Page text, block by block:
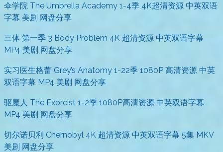
伞学院 The Umbrella Academy 1-4季 4K超清资源 中英双语
字幕 美剧 网盘分享
三体 第一季 3 Body Problem 4K 超清资源 中英双语字幕
MP4 美剧 网盘分享
实习医生格蕾 Grey’s Anatomy 1-22季 1080P 高清资源 中英
双语字幕 MP4 美剧 网盘分享
驱魔人 The Exorcist 1-2季 1080P高清资源 中英双语字幕
MP4 美剧 网盘分享
切尔诺贝利 Chernobyl 4K 超清资源 中英双语字幕 5集 MKV
美剧 网盘分享